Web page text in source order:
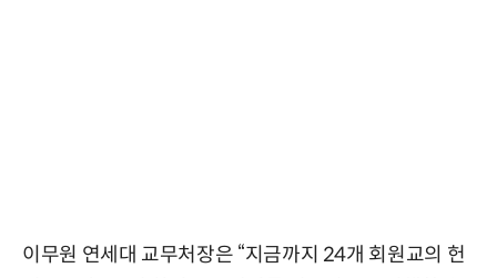
이무원 연세대 교무처장은 “지금까지 24개 회원교의 헌